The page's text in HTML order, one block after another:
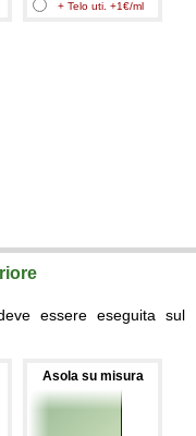
+ Telo uti. +1€/ml
essere eseguita sul
Asola su misura